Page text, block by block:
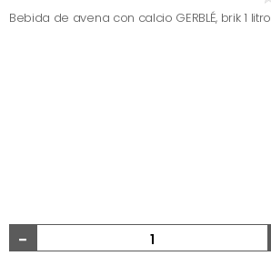
Bebida de avena con calcio GERBLÉ, brik 1 litro
-